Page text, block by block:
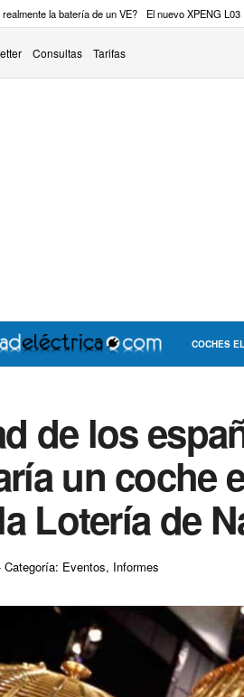
la batería de un VE? El nuevo XPENG L03
Consultas Tarifas
COCHES
de los
un coche
Lotería de
Categoría: Eventos, Informes